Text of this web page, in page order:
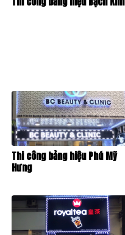
Thi công bảng hiệu Phú Mỹ
Hưng